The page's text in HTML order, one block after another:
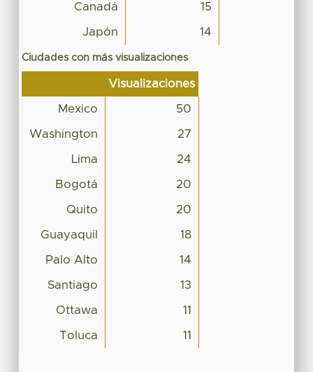
Canadá 15
Japón 14
Ciudades con más visualizaciones
Visualizaciones
Mexico 50
Washington 27
Lima 24
Bogotá 20
Quito 20
Guayaquil 18
Palo Alto 14
Santiago 13
Ottawa 11
Toluca 11